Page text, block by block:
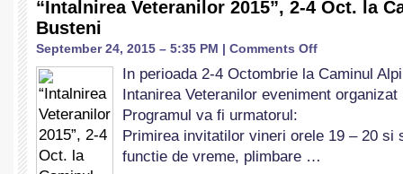
“Intalnirea Veteranilor 2015”, 2-4 Oct. la
Busteni
September 24, 2015 – 5:35 PM | Comments Offon
Veteranilor
2015”,
Oct.
la
In perioada 2-4 Octombrie la Caminul
Intanirea Veteranilor eveniment
Programul va fi urmatorul:
Primirea invitatilor vineri orele 19 – 20 si
functie de vreme, plimbare …